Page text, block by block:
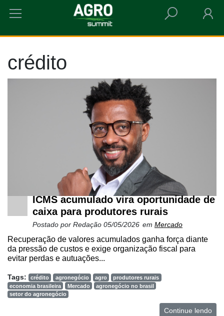
HOME CRÉDITO
crédito
ICMS acumulado vira oportunidade de
caixa para produtores rurais
Postado por Redação 05/05/2026 em Mercado
Recuperação de valores acumulados ganha força diante
da pressão de custos e exige organização fiscal para
evitar perdas e autuações...
Tags: crédito agronegócio agro
produtores rurais
economia brasileira
Mercado
agronegócio no brasil
setor do agronegócio
Continue lendo